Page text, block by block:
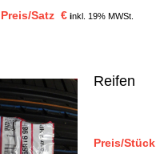
Preis/Satz € inkl. 19% MWSt.
Reifen
Preis/Stück